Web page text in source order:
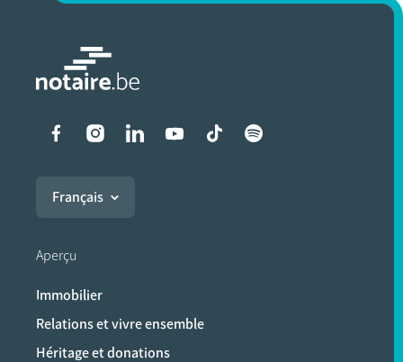
Liens vers les réseaux
Français
Aperçu
Immobilier
Relations et vivre ensemble
Héritage et donations